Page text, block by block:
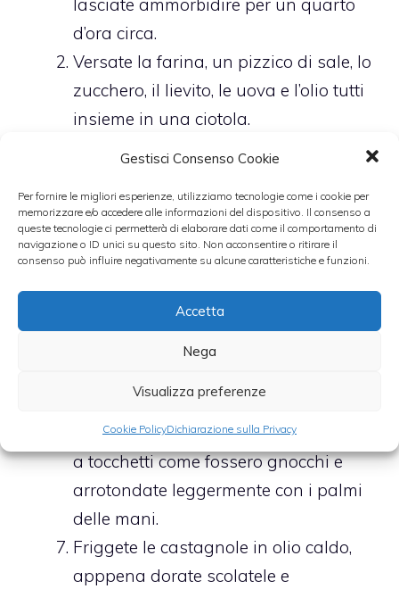
Gestisci Consenso Cookie
Per fornire le migliori esperienze, utilizziamo tecnologie come i cookie per
memorizzare e/o accedere alle informazioni del dispositivo. Il consenso a
queste tecnologie ci permetterà di elaborare dati come il comportamento di
navigazione o ID unici su questo sito. Non acconsentire o ritirare il
consenso può influire negativamente su alcune caratteristiche e funzioni.
Accetta
Nega
Visualizza preferenze
Cookie PolicyDichiarazione sulla Privacy
d’ora circa.
Versate la farina, un pizzico di sale, lo
zucchero, il lievito, le uova e l’olio tutti
insieme in una ciotola.
un impasto liscio e morbido.
Aggiungete le bacche di goji, se il
composto dovesse diventare
appiccicoso aggiungete solo una
manciata di farina.
Lasciate riposare per 10 minuti circa.
impasto, allungatelo formando un
cordoncino abastanza sottile, tagliate
a tocchetti come fossero gnocchi e
arrotondate leggermente con i palmi
delle mani.
Friggete le castagnole in olio caldo,
apppena dorate scolatele e